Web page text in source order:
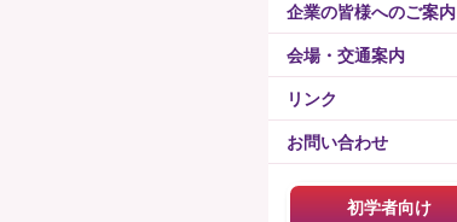
企業の皆様へのご案内
会場・交通案内
リンク
お問い合わせ
初学者向け